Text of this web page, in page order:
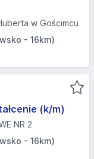
w Gościmcu
- 16km)
(k/m)
NR 2
- 16km)